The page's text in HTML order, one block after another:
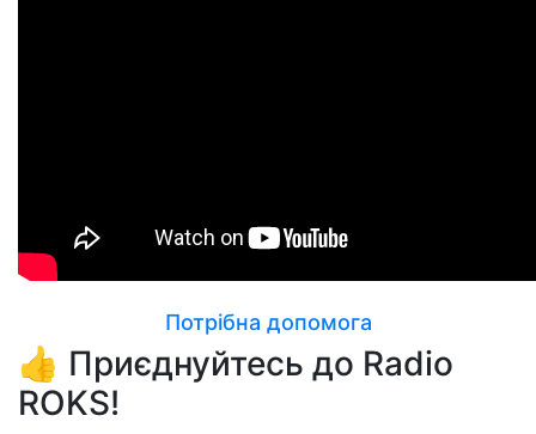
Потрібна допомога
👍 Приєднуйтесь до Radio
ROKS!